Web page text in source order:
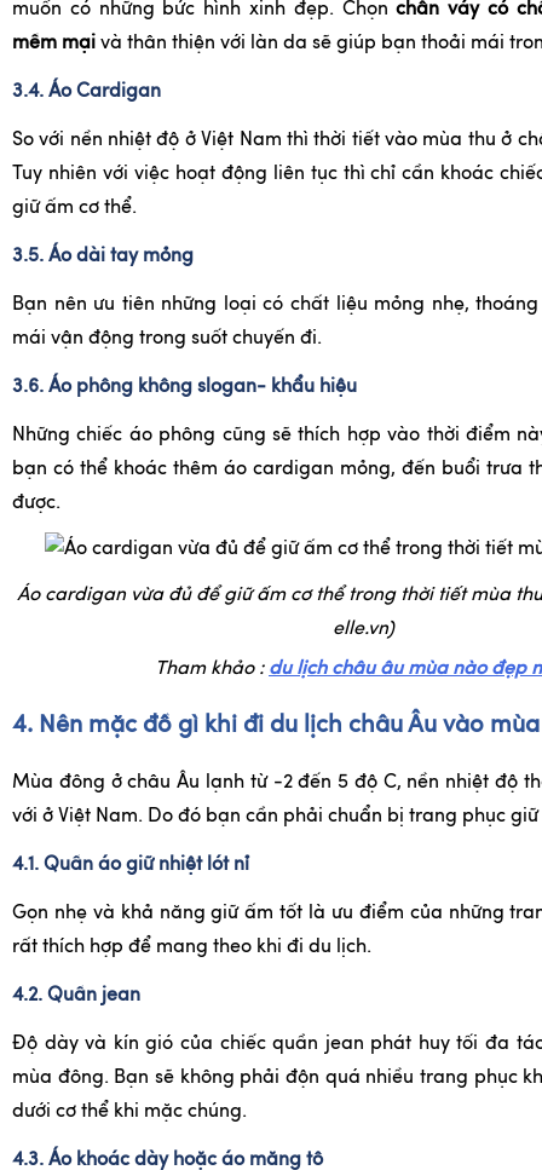
muốn có những bức hình xinh đẹp. Chọnchân váy có
mềm mại và thân thiện với làn da sẽ giúp bạn thoải mái
3.4. Áo Cardigan
So với nền nhiệt độ ở Việt Nam thì thời tiết vào mùa thu ở
Tuy nhiên với việc hoạt động liên tục thì chỉ cần khoác
giữ ấm cơ thể.
3.5. Áo dài tay mỏng
Bạn nên ưu tiên những loại có chất liệu mỏng nhẹ,
mái vận động trong suốt chuyến đi.
3.6. Áo phông không slogan- khẩu hiệu
Những chiếc áo phông cũng sẽ thích hợp vào thời điểm
bạn có thể khoác thêm áo cardigan mỏng, đến buổi trưa
được.
Áo cardigan vừa đủ để giữ ấm cơ thể trong thời tiết mùa
elle.vn)
Tham khảo : du lịch châu âu mùa nào đẹp
4. Nên mặc đồ gì khi đi du lịch châu Âu vào
Mùa đông ở châu Âu lạnh từ -2 đến 5 độ C, nền nhiệt độ
với ở Việt Nam. Do đó bạn cần phải chuẩn bị trang phục
4.1. Quần áo giữ nhiệt lót nỉ
Gọn nhẹ và khả năng giữ ấm tốt là ưu điểm của những
rất thích hợp để mang theo khi đi du lịch.
4.2. Quần jean
Độ dày và kín gió của chiếc quần jean phát huy tối đa
mùa đông. Bạn sẽ không phải độn quá nhiều trang phục
dưới cơ thể khi mặc chúng.
4.3. Áo khoác dày hoặc áo măng tô